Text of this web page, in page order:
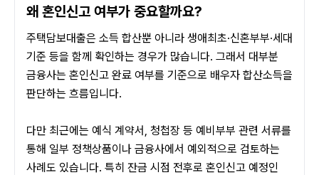
왜 혼인신고 여부가 중요할까요?
주택담보대출은 소득 합산뿐 아니라 생애최초·신혼부부·세대
기준 등을 함께 확인하는 경우가 많습니다. 그래서 대부분
금융사는 혼인신고 완료 여부를 기준으로 배우자 합산소득을
판단하는 흐름입니다.
다만 최근에는 예식 계약서, 청첩장 등 예비부부 관련 서류를
통해 일부 정책상품이나 금융사에서 예외적으로 검토하는
사례도 있습니다. 특히 잔금 시점 전후로 혼인신고 예정인